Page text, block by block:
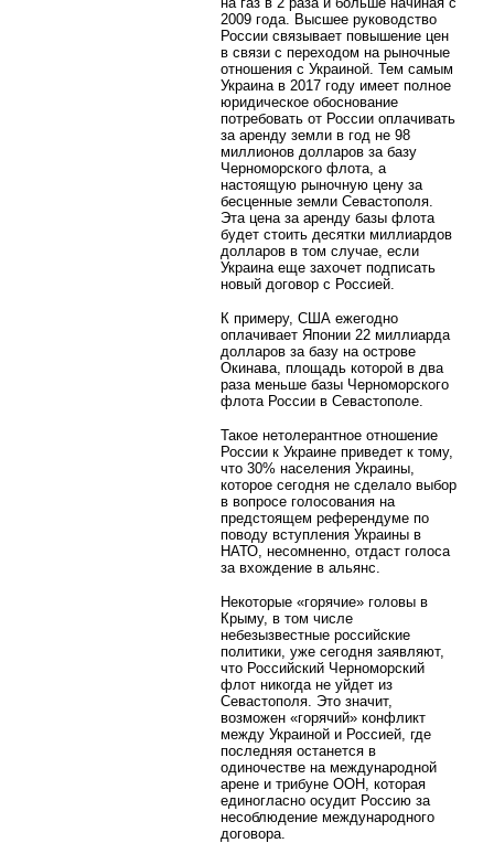
2009 года. Высшее руководство
России связывает повышение цен
в связи с переходом на рыночные
отношения с Украиной. Тем самым
Украина в 2017 году имеет полное
юридическое обоснование
потребовать от России оплачивать
за аренду земли в год не 98
миллионов долларов за базу
Черноморского флота, а
настоящую рыночную цену за
бесценные земли Севастополя.
Эта цена за аренду базы флота
будет стоить десятки миллиардов
долларов в том случае, если
Украина еще захочет подписать
новый договор с Россией.
К примеру, США ежегодно
оплачивает Японии 22 миллиарда
долларов за базу на острове
Окинава, площадь которой в два
раза меньше базы Черноморского
флота России в Севастополе.
Такое нетолерантное отношение
России к Украине приведет к тому,
что 30% населения Украины,
которое сегодня не сделало выбор
в вопросе голосования на
предстоящем референдуме по
поводу вступления Украины в
НАТО, несомненно, отдаст голоса
за вхождение в альянс.
Некоторые «горячие» головы в
Крыму, в том числе
небезызвестные российские
политики, уже сегодня заявляют,
что Российский Черноморский
флот никогда не уйдет из
Севастополя. Это значит,
возможен «горячий» конфликт
между Украиной и Россией, где
последняя останется в
одиночестве на международной
арене и трибуне ООН, которая
единогласно осудит Россию за
несоблюдение международного
договора.